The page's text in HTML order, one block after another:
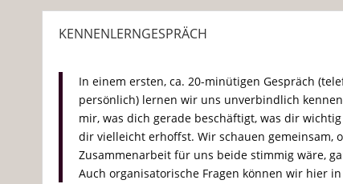
KENNENLERNGESPRÄCH
In einem ersten, ca. 20-minütigen Gespräch
persönlich) lernen wir uns unverbindlich
mir, was dich gerade beschäftigt, was dir
dir vielleicht erhoffst. Wir schauen gemeinsam,
Zusammenarbeit für uns beide stimmig wäre,
Auch organisatorische Fragen können wir hier